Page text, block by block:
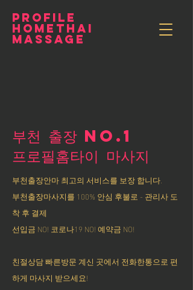
PROFILE
HOMETHAI
MASSAGE
부천 출장 NO.1
​프로필홈타이 마사지
부천출장안마 최고의 서비스를 보장 합니다.
부천출장마사지를 100% 안심 후불로 - 관리사 도
착 후 결제
선입금 NO! 코로나19 NO! 예약금 NO!
친절상담 빠른방문 계신 곳에서 전화한통으로 편
하게 마사지 받으세요!